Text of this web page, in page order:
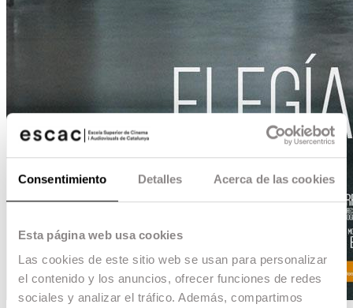
Consentimiento Detalles Acerca de las cookies
Esta página web usa cookies
Las cookies de este sitio web se usan para personalizar
el contenido y los anuncios, ofrecer funciones de redes
sociales y analizar el tráfico. Además, compartimos